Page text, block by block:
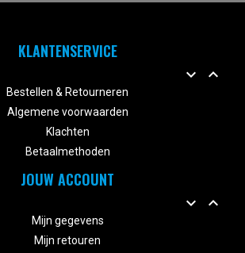
KLANTENSERVICE
 
Bestellen & Retourneren
Algemene voorwaarden
Klachten
Betaalmethoden
JOUW ACCOUNT
 
Mijn gegevens
Mijn retouren